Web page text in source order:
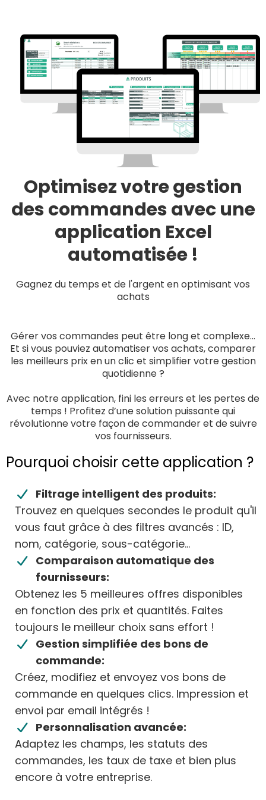
Optimisez votre gestion
des commandes avec une
application Excel
automatisée !
Gagnez du temps et de l'argent en optimisant vos
achats
Gérer vos commandes peut être long et complexe...
Et si vous pouviez automatiser vos achats, comparer
les meilleurs prix en un clic et simplifier votre gestion
quotidienne ?
Avec notre application, fini les erreurs et les pertes de
temps ! Profitez d’une solution puissante qui
révolutionne votre façon de commander et de suivre
vos fournisseurs.
Pourquoi choisir cette application ?
Filtrage intelligent des produits:
Trouvez en quelques secondes le produit qu'il
vous faut grâce à des filtres avancés : ID,
nom, catégorie, sous-catégorie...
Comparaison automatique des
fournisseurs:
Obtenez les 5 meilleures offres disponibles
en fonction des prix et quantités. Faites
toujours le meilleur choix sans effort !
Gestion simplifiée des bons de
commande:
Créez, modifiez et envoyez vos bons de
commande en quelques clics. Impression et
envoi par email intégrés !
Personnalisation avancée:
Adaptez les champs, les statuts des
commandes, les taux de taxe et bien plus
encore à votre entreprise.